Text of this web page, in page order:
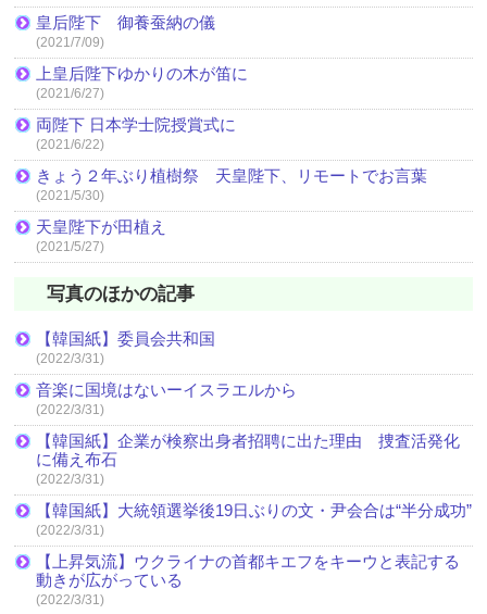
皇后陛下 御養蚕納の儀
(2021/7/09)
上皇后陛下ゆかりの木が笛に
(2021/6/27)
両陛下 日本学士院授賞式に
(2021/6/22)
きょう２年ぶり植樹祭 天皇陛下、リモートでお言葉
(2021/5/30)
天皇陛下が田植え
(2021/5/27)
写真のほかの記事
【韓国紙】委員会共和国
(2022/3/31)
音楽に国境はないーイスラエルから
(2022/3/31)
【韓国紙】企業が検察出身者招聘に出た理由 捜査活発化
に備え布石
(2022/3/31)
【韓国紙】大統領選挙後19日ぶりの文・尹会合は“半分成功”
(2022/3/31)
【上昇気流】ウクライナの首都キエフをキーウと表記する
動きが広がっている
(2022/3/31)